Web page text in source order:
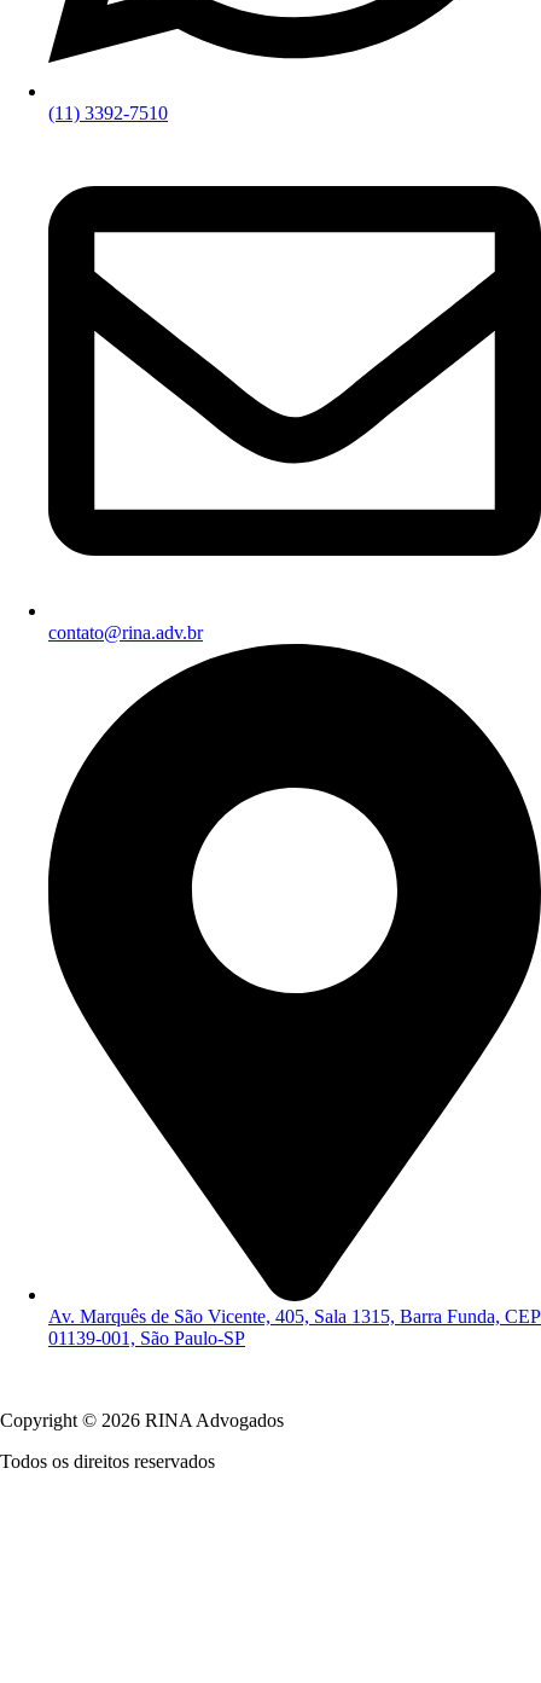
(11) 3392-7510
contato@rina.adv.br
Av. Marquês de São Vicente, 405, Sala 1315, Barra Funda, CEP
01139-001, São Paulo-SP
Copyright © 2026 RINA Advogados
Todos os direitos reservados